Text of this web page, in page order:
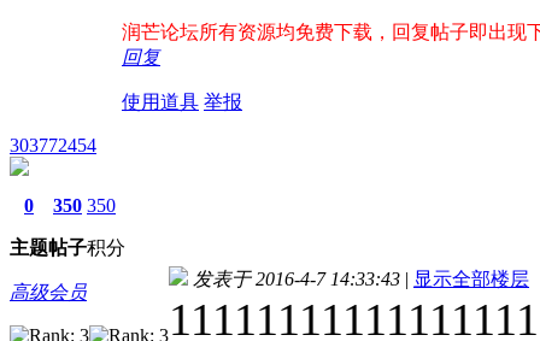
润芒论坛所有资源均免费下载，回复帖子即出现
回复
使用道具 举报
303772454
0
主题
350
帖子
350
积分
高级会员
发表于 2016-4-7 14:33:43 | 显示全部楼层